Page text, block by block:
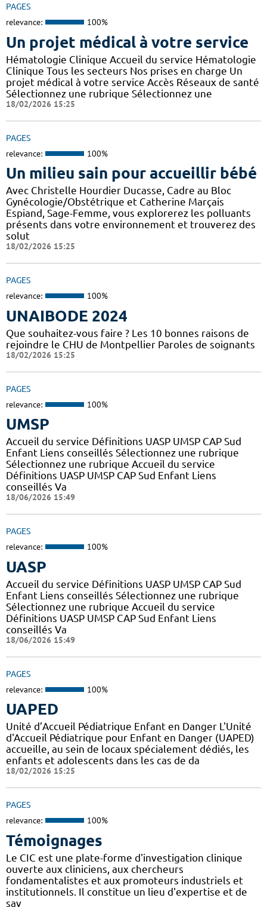
PAGES
relevance: 100%
Un projet médical à votre service
Hématologie Clinique Accueil du service Hématologie
Clinique Tous les secteurs Nos prises en charge Un
projet médical à votre service Accès Réseaux de santé
Sélectionnez une rubrique Sélectionnez une
18/02/2026 15:25
PAGES
relevance: 100%
Un milieu sain pour accueillir bébé
Avec Christelle Hourdier Ducasse, Cadre au Bloc
Gynécologie/Obstétrique et Catherine Marçais
Espiand, Sage-Femme, vous explorerez les polluants
présents dans votre environnement et trouverez des
solut
18/02/2026 15:25
PAGES
relevance: 100%
UNAIBODE 2024
Que souhaitez-vous faire ? Les 10 bonnes raisons de
rejoindre le CHU de Montpellier Paroles de soignants
18/02/2026 15:25
PAGES
relevance: 100%
UMSP
Accueil du service Définitions UASP UMSP CAP Sud
Enfant Liens conseillés Sélectionnez une rubrique
Sélectionnez une rubrique Accueil du service
Définitions UASP UMSP CAP Sud Enfant Liens
conseillés Va
18/06/2026 15:49
PAGES
relevance: 100%
UASP
Accueil du service Définitions UASP UMSP CAP Sud
Enfant Liens conseillés Sélectionnez une rubrique
Sélectionnez une rubrique Accueil du service
Définitions UASP UMSP CAP Sud Enfant Liens
conseillés Va
18/06/2026 15:49
PAGES
relevance: 100%
UAPED
Unité d’Accueil Pédiatrique Enfant en Danger L'Unité
d'Accueil Pédiatrique pour Enfant en Danger (UAPED)
accueille, au sein de locaux spécialement dédiés, les
enfants et adolescents dans les cas de da
18/02/2026 15:25
PAGES
relevance: 100%
Témoignages
Le CIC est une plate-forme d'investigation clinique
ouverte aux cliniciens, aux chercheurs
fondamentalistes et aux promoteurs industriels et
institutionnels. Il constitue un lieu d'expertise et de
sav